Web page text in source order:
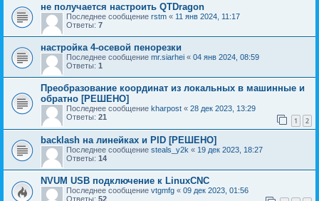
не получается настроить QTDragon
Последнее сообщение rstm « 11 янв 2024, 11:17
Ответы: 7
настройка 4-осевой пенорезки
Последнее сообщение mr.siarhei « 04 янв 2024, 08:59
Ответы: 1
Преобразование координат из локальных в машинные и
обратно [РЕШЕНО]
Последнее сообщение kharpost « 28 дек 2023, 13:29
Ответы: 21 1 2
backlash на линейках и PID [РЕШЕНО]
Последнее сообщение steals_y2k « 19 дек 2023, 18:27
Ответы: 14
NVUM USB подключение к LinuxCNC
Последнее сообщение vtgmfg « 09 дек 2023, 01:56
Ответы: 52